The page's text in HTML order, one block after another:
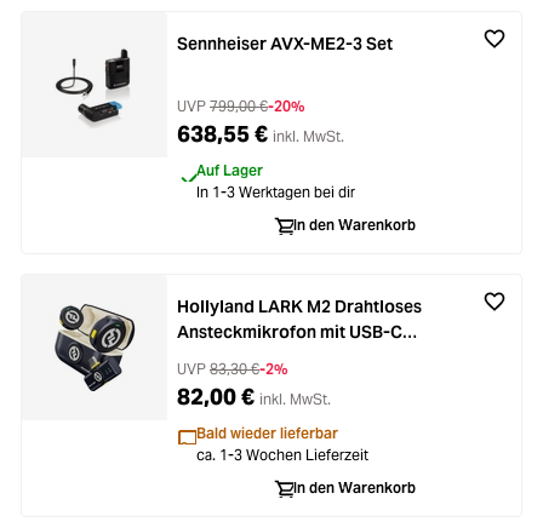
Sennheiser AVX-ME2-3 Set
UVP 799,00 €-20%
638,55 € inkl. MwSt.
Auf Lager
In 1-3 Werktagen bei dir
In den Warenkorb
Hollyland LARK M2 Drahtloses
Ansteckmikrofon mit USB-C
Stecker
UVP 83,30 €-2%
82,00 € inkl. MwSt.
Bald wieder lieferbar
ca. 1-3 Wochen Lieferzeit
In den Warenkorb